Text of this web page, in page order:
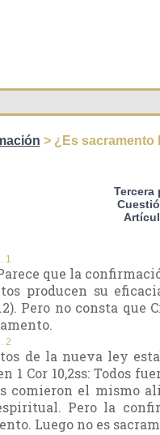
> ¿Es sacramento
Tercera
1
que la
producen su
Pero no consta
2
de la nueva ley
1 Cor 10,2ss: Todos
comieron el mismo
Pero la
Luego no es